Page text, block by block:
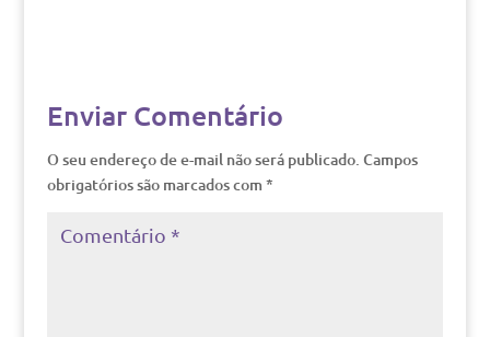
Enviar Comentário
O seu endereço de e-mail não será publicado. Campos
obrigatórios são marcados com *